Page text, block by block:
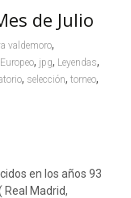
de Julio
valdemoro,
Europeo, jpg, Leyendas,
, selección, torneo,
en los años 93
Madrid,